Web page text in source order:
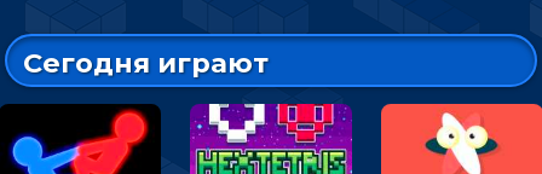
Сегодня играют